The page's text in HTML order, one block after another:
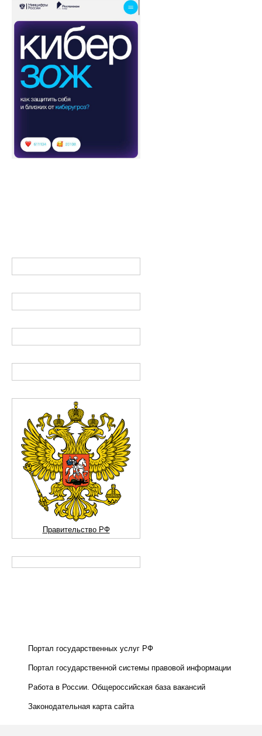
Правительство РФ
Портал государственных услуг РФ
Портал государственной системы правовой информации
Работа в России. Общероссийская база вакансий
Законодательная карта сайта